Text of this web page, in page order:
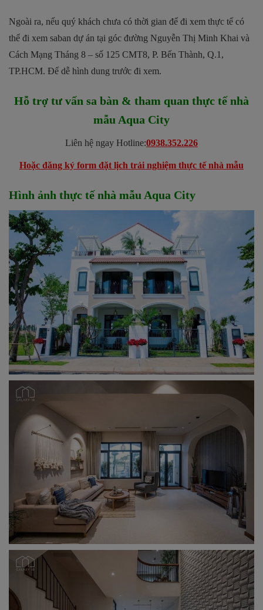
Ngoài ra, nếu quý khách chưa có thời gian để đi xem thực tế có
thể đi xem saban dự án tại góc đường Nguyễn Thị Minh Khai và
Cách Mạng Tháng 8 – số 125 CMT8, P. Bến Thành, Q.1,
TP.HCM. Để dễ hình dung trước đi xem.
Hỗ trợ tư vấn sa bàn & tham quan thực tế nhà
mẫu Aqua City
Liên hệ ngay Hotline:0938.352.226
Hoặc đăng ký form đặt lịch trải nghiệm thực tế nhà mẫu
Hình ảnh thực tế nhà mẫu Aqua City